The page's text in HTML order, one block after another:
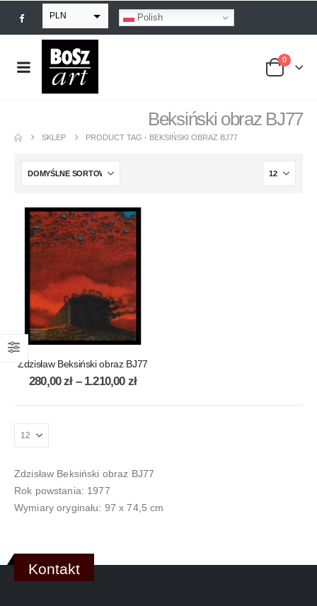
PLN
EUR
USD
Polish
0
Beksiński obraz BJ77
SKLEP PRODUCT TAG - BEKSIŃSKI OBRAZ BJ77
Zdzisław Beksiński obraz BJ77
280,00zł – 1.210,00 zł
Zdzisław Beksiński obraz BJ77
Rok powstania: 1977
Wymiary oryginału: 97 x 74,5 cm
Kontakt